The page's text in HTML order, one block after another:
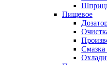
Пищевое
Смазка